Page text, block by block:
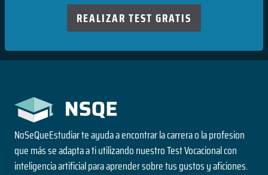
REALIZAR TEST GRATIS
NoSeQueEstudiar te ayuda a encontrar la carrera o la profesion
que más se adapta a ti utilizando nuestro Test Vocacional con
inteligencia artificial para aprender sobre tus gustos y aficiones.